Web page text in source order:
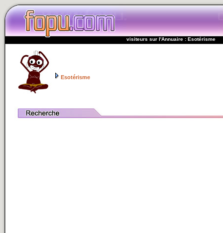
visiteurs sur l'Annuaire : Esotérisme
Esotérisme